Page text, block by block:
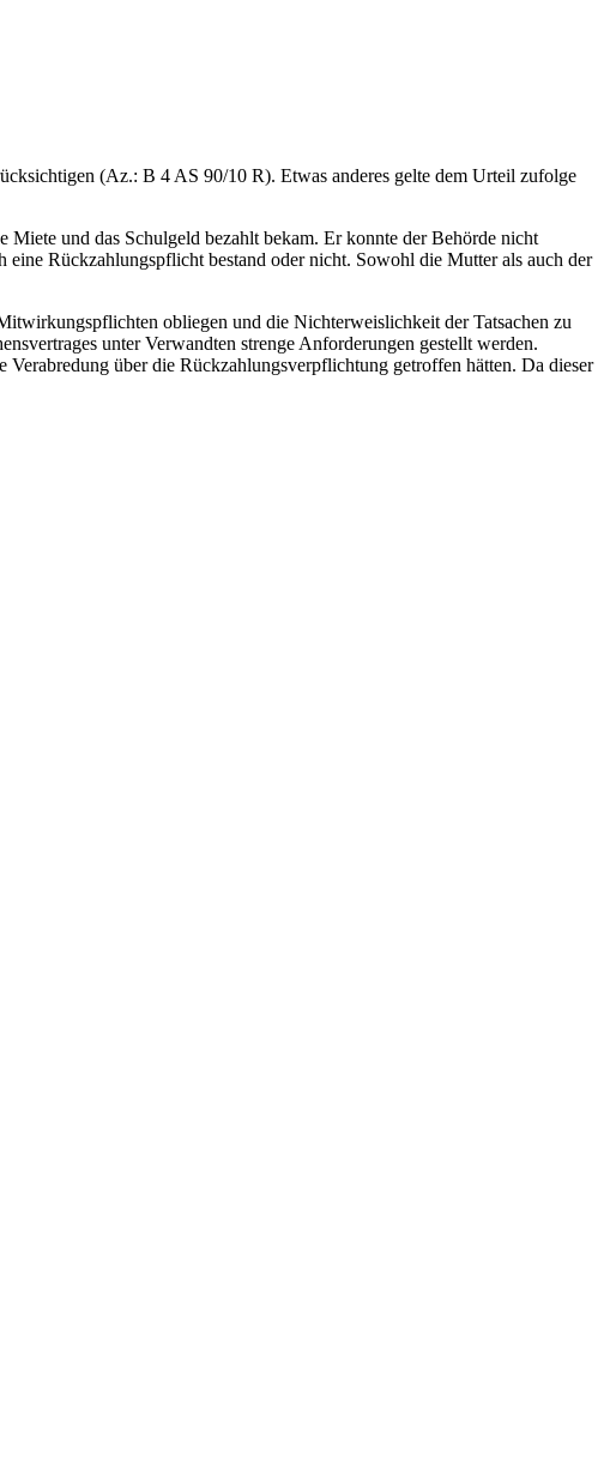
(Az.: B 4 AS 90/10 R). Etwas anderes gelte dem Urteil zufolge
und das Schulgeld bezahlt bekam. Er konnte der Behörde nicht
Rückzahlungspflicht bestand oder nicht. Sowohl die Mutter als auch der
obliegen und die Nichterweislichkeit der Tatsachen zu
unter Verwandten strenge Anforderungen gestellt werden.
über die Rückzahlungsverpflichtung getroffen hätten. Da dieser